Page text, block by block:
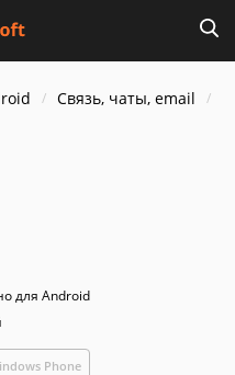
Связь, чаты, email
для Android
Phone